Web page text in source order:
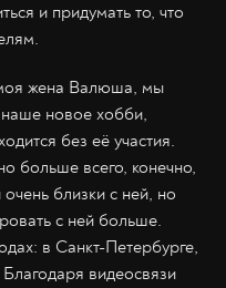
и придумать то, что
жена Валюша, мы
новое хобби,
без её участия.
больше всего, конечно,
близки с ней, но
с ней больше.
в Санкт-Петербурге,
видеосвязи